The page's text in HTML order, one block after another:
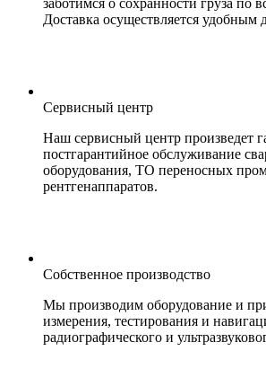
Доставка осуществляется удобным
Сервисный центр
Наш сервисный центр произведет
постгарантийное обслуживание
оборудования, ТО переносных
рентгенаппаратов.
Собственное производство
Мы производим оборудование и
измерения, тестирования и
радиографического и